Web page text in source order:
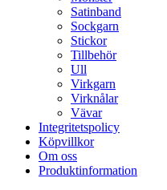
Satinband
Sockgarn
Stickor
Tillbehör
Ull
Virkgarn
Virknålar
Vävar
Integritetspolicy
Köpvillkor
Om oss
Produktinformation